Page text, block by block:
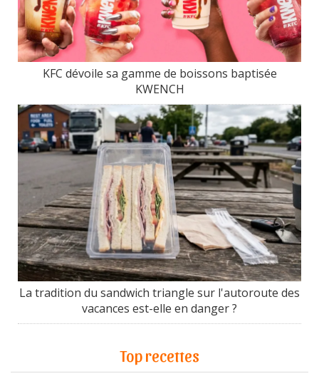
KFC dévoile sa gamme de boissons baptisée
KWENCH
La tradition du sandwich triangle sur l'autoroute des
vacances est-elle en danger ?
Top recettes